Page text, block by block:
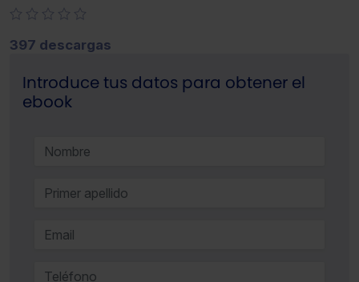
397 descargas
Introduce tus datos para obtener el
ebook